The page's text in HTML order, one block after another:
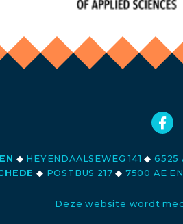
◆ HEYENDAALSEWEG 141◆ 6525
◆ POSTBUS 217◆ 7500 AE
Deze website wordt